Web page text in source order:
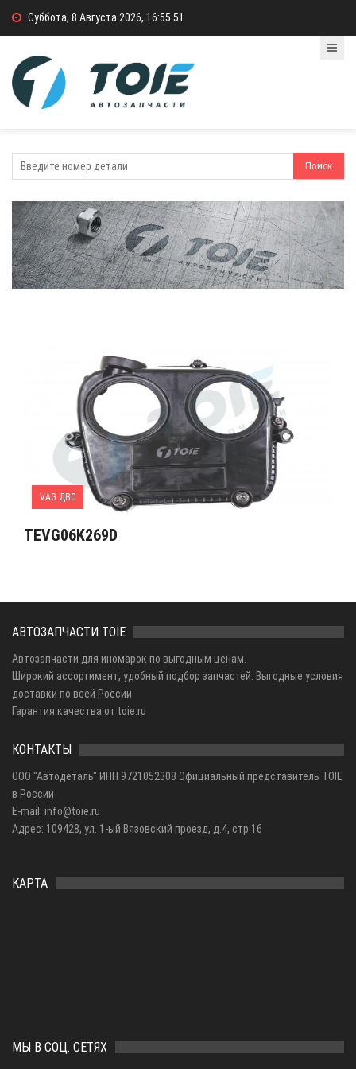
Суббота, 8 Августа 2026, 16:55:51
VAG ДВС
TEVG06K269D
АВТОЗАПЧАСТИ TOIE
Автозапчасти для иномарок по выгодным ценам.
Широкий ассортимент, удобный подбор запчастей. Выгодные условия
доставки по всей России.
Гарантия качества от toie.ru
КОНТАКТЫ
ООО "Автодеталь" ИНН 9721052308 Официальный представитель TOIE
в России
E-mail: info@toie.ru
Адрес: 109428, ул. 1-ый Вязовский проезд, д.4, стр.16
КАРТА
МЫ В СОЦ. СЕТЯХ